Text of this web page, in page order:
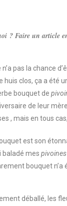
? Faire un article
n’a pas la chance
huis clos, ça a été
bouquet de
de leur
, mais en tous
est son
baladé mes pivoines
bouquet n’a
déballé, les